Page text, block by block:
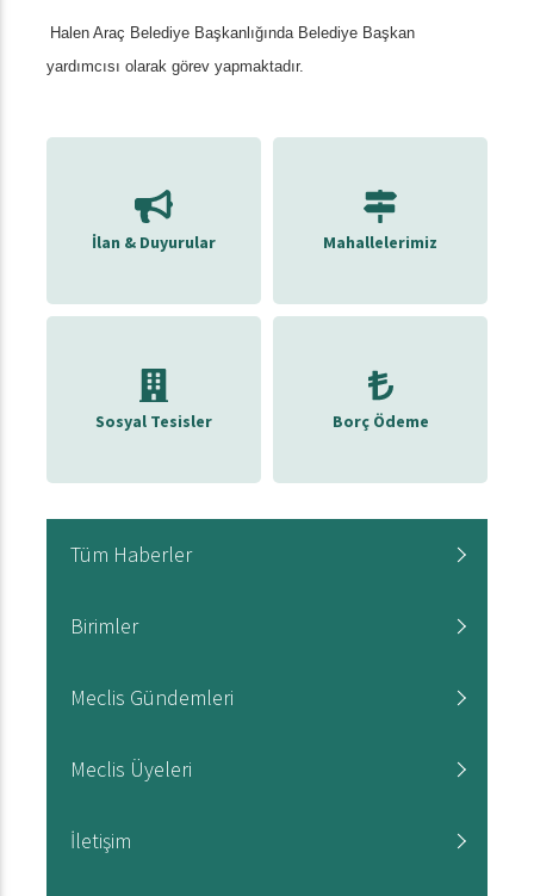
Halen Araç Belediye Başkanlığında Belediye Başkan
yardımcısı olarak görev yapmaktadır.
İlan & Duyurular Mahallelerimiz
Sosyal Tesisler Borç Ödeme
Tüm Haberler
Birimler
Meclis Gündemleri
Meclis Üyeleri
İletişim